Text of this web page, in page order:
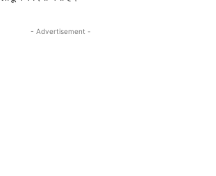
- Advertisement -